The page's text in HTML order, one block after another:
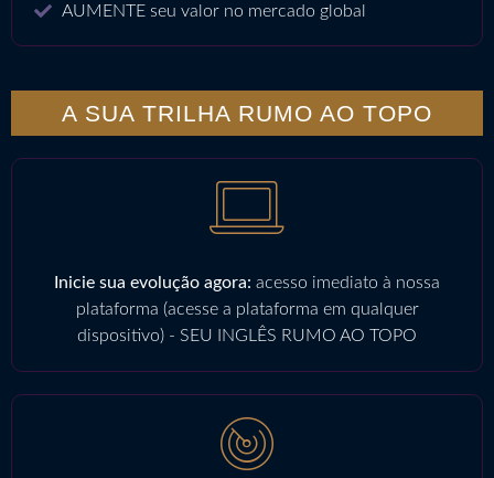
AUMENTE seu valor no mercado global
A SUA TRILHA RUMO AO TOPO
Inicie sua evolução agora: acesso imediato à nossa
plataforma (acesse a plataforma em qualquer
dispositivo) - SEU INGLÊS RUMO AO TOPO